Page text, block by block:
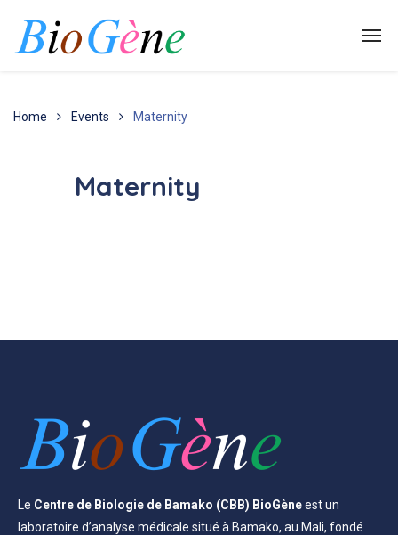
Home Events Maternity
Maternity
Le Centre de Biologie de Bamako (CBB) BioGèneest un
laboratoire d’analyse médicale situé à Bamako, au Mali, fondé